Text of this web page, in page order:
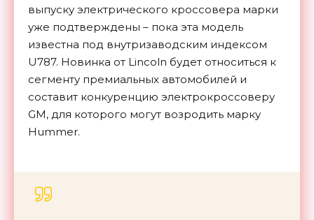
выпуску электрического кроссовера марки
уже подтверждены – пока эта модель
известна под внутризаводским индексом
U787. Новинка от Lincoln будет относиться к
сегменту премиальных автомобилей и
составит конкуренцию электрокроссоверу
GM, для которого могут возродить марку
Hummer.